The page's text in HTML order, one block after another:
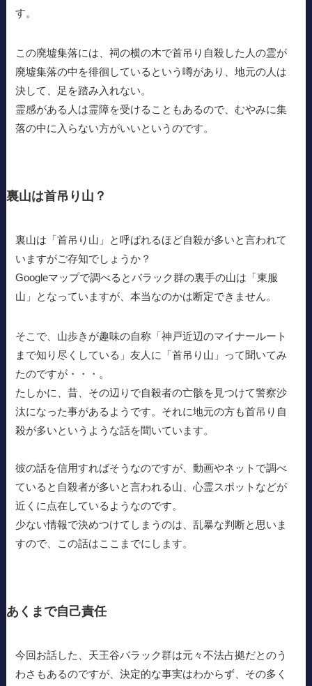
す。
この廃墟集落には、祠の横の木で首吊り自殺した人の霊が
廃墟集落の中を徘徊しているという噂があり、地元の人は
決して、足を踏み入れない。
霊感がある人は霊障を受けることもあるので、むやみに集
落の中に入らない方がいいというのです。
裏山は首吊り山？
裏山は「首吊り山」と呼ばれるほど自殺が多いと言われて
いますがご存知でしょうか？
Googleマップで調べるとバラック群の裏手の山は「東服
山」となっていますが、本当なのかは断定できません。
そこで、山歩きが趣味の自称「神戸近辺のマイナールート
まで知り尽くしている」友人に「首吊り山」って聞いてみ
たのですが・・・。
たしかに、昔、その辺りで自殺者の亡骸を見つけて警察沙
汰になった事があるようです。それに地元の方も首吊り自
殺が多いというような話を聞いています。
彼の話を信用すればそうなのですが、動画やネットで調べ
ていると自殺者が多いと言われる山、心霊スポットなどが
近くに点在しているようなのです。
少ない情報で決めつけてしまうのは、乱暴な判断と思いま
すので、この話はここまでにします。
あくまで自己責任
今回お話した、天王谷バラック群は元々不法占拠だとのう
わさもあるのですが、決定的な事実はわからず、その多く